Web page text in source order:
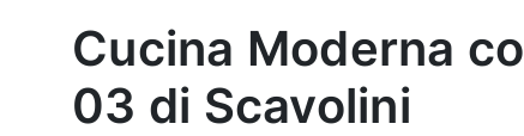
Cucina Moderna
03 di Scavolini